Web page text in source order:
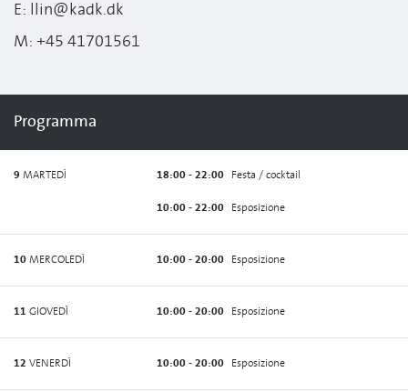
E: llin@kadk.dk
M: +45 41701561
Programma
9 MARTEDÌ 18:00 - 22:00 Festa / cocktail
10:00 - 22:00 Esposizione
10 MERCOLEDÌ 10:00 - 20:00 Esposizione
11 GIOVEDÌ 10:00 - 20:00 Esposizione
12 VENERDÌ 10:00 - 20:00 Esposizione